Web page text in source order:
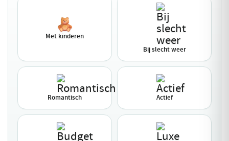
Met kinderen
Bij slecht weer
Romantisch Actief